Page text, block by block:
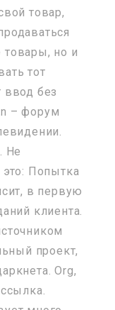
товар,
товары, но и
тот
ввод без
– форум
Не
Попытка
в первую
клиента.
проект,
Org,